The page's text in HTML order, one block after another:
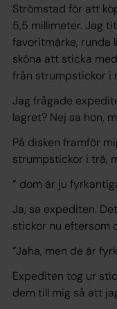
Strömstad för att
5,5 millimeter. Jag
favoritmärke, runda
sköna att sticka
från strumpstickor i
Jag frågade
lagret? Nej sa hon,
På disken framför
strumpstickor i trä,
” dom är ju
Ja, sa expediten.
stickor nu eftersom
”Jaha, men de är
Expediten tog ur
dem till mig så att